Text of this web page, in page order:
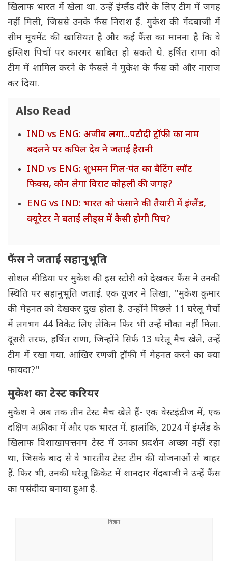
खिलाफ भारत में खेला था. उन्हें इंग्लैंड दौरे के लिए टीम में जगह
नहीं मिली, जिससे उनके फैंस निराश हैं. मुकेश की गेंदबाजी में
सीम मूवमेंट की खासियत है और कई फैंस का मानना है कि वे
इंग्लिश पिचों पर कारगर साबित हो सकते थे. हर्षित राणा को
टीम में शामिल करने के फैसले ने मुकेश के फैंस को और नाराज
कर दिया.
Also Read
IND vs ENG: अजीब लगा...पटौदी ट्रॉफी का नाम
बदलने पर कपिल देव ने जताई हैरानी
IND vs ENG: शुभमन गिल-पंत का बैटिंग स्पॉट
फिक्स, कौन लेगा विराट कोहली की जगह?
ENG vs IND: भारत को फंसाने की तैयारी में इंग्लैंड,
क्यूरेटर ने बताई लीड्स में कैसी होगी पिच?
फैंस ने जताई सहानुभूति
सोशल मीडिया पर मुकेश की इस स्टोरी को देखकर फैंस ने उनकी
स्थिति पर सहानुभूति जताई. एक यूजर ने लिखा, "मुकेश कुमार
की मेहनत को देखकर दुख होता है. उन्होंने पिछले 11 घरेलू मैचों
में लगभग 44 विकेट लिए लेकिन फिर भी उन्हें मौका नहीं मिला.
दूसरी तरफ, हर्षित राणा, जिन्होंने सिर्फ 13 घरेलू मैच खेले, उन्हें
टीम में रखा गया. आखिर रणजी ट्रॉफी में मेहनत करने का क्या
फायदा?"
मुकेश का टेस्ट करियर
मुकेश ने अब तक तीन टेस्ट मैच खेले हैं- एक वेस्टइंडीज में, एक
दक्षिण अफ्रीका में और एक भारत में. हालांकि, 2024 में इंग्लैंड के
खिलाफ विशाखापत्तनम टेस्ट में उनका प्रदर्शन अच्छा नहीं रहा
था, जिसके बाद से वे भारतीय टेस्ट टीम की योजनाओं से बाहर
हैं. फिर भी, उनकी घरेलू क्रिकेट में शानदार गेंदबाजी ने उन्हें फैंस
का पसंदीदा बनाया हुआ है.